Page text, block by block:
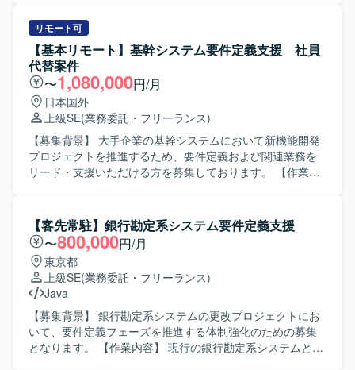
物像】 顧客との折衝を円滑に進められる方を求めていま
す。 【ポジションの魅力】 AI駆動開発を活用し、レガシー
システムの近代化に一貫して携わることができます。 【開
発環境】 COBOL、.NET（VB.NET／C#）、各種AI駆動開発
ツールを使用します。
リモート可
【基本リモート】基幹システム要件定義支援 社員
代替案件
〜1,080,000円/月
日本国外
上級SE(業務委託・フリーランス)
【募集背景】 大手企業の基幹システムにおいて新機能開発
プロジェクトを推進するため、要件定義および関連業務を
リード・支援いただける方を募集しております。 【作業内
係システムとの仕様調整を行いながら、要件定義工程を中
心にプロジェクト推進を支援していただきます。 各種設計
書レビューに向けた検討や、要件定義書・設計書などのド
キュメント作成・レビューもご担当いただきます。 また、
会議のファシリテーションや論点整理、関係者間の合意形
成を主体的に進めていただきます。 【求める人物像】 シス
テム開発の上流工程に強みを持ち、開発経験を背景に要件
定義・設計・開発寄りの実務に継続して関わってこられた
方を求めております。 論理的思考力をもとに課題や論点を
【客先常駐】銀行勘定系システム要件定義支援
〜800,000円/月
東京都
上級SE(業務委託・フリーランス)
Java
【募集背景】 銀行勘定系システムの更改プロジェクトにお
いて、要件定義フェーズを推進する体制強化のための募集
となります。 【作業内容】 現行の銀行勘定系システムと次